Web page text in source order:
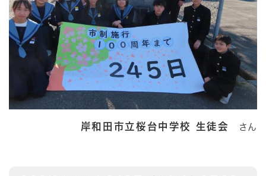
岸和田市立桜台中学校 生徒会 さん